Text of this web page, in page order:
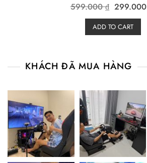
R
a
d
0
5
599.000₫ Original
price
was:
599.000 ₫.
299.000
ADD TO CART
KHÁCH ĐÃ MUA HÀNG